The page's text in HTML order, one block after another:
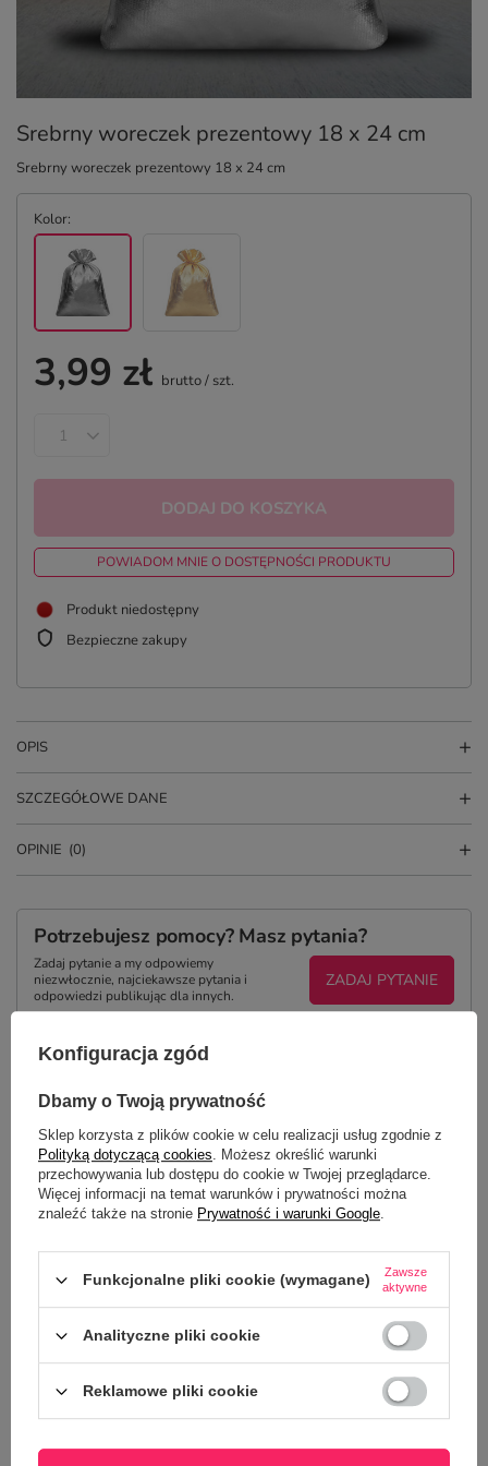
Srebrny woreczek prezentowy 18 x 24 cm
Srebrny woreczek prezentowy 18 x 24 cm
Kolor
3,99 zł brutto/ szt.
DODAJ DO KOSZYKA
POWIADOM MNIE O DOSTĘPNOŚCI PRODUKTU
Produkt niedostępny
Bezpieczne zakupy
OPIS
SZCZEGÓŁOWE DANE
OPINIE (0)
Potrzebujesz pomocy? Masz pytania?
Zadaj pytanie a my odpowiemy
niezwłocznie, najciekawsze pytania i
odpowiedzi publikując dla innych.
ZADAJ PYTANIE
NAJCZĘŚCIEJ KUPOWANE Z
TYM TOWAREM
Kubek CLASSIC z Twoim własnym nadrukiem
22,50 zł
Kubek magiczny
29,00 zł
Konfiguracja zgód
Dbamy o Twoją prywatność
Sklep korzysta z plików cookie w celu realizacji usług zgodnie z
Polityką dotyczącą cookies. Możesz określić warunki
przechowywania lub dostępu do cookie w Twojej przeglądarce.
Więcej informacji na temat warunków i prywatności można
znaleźć także na stronie Prywatność i warunki Google.
Funkcjonalne pliki cookie (wymagane)
Zawsze
aktywne
Analityczne pliki cookie
Reklamowe pliki cookie